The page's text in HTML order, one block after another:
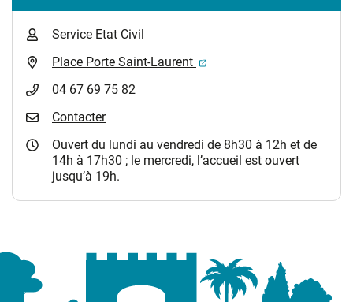
Service Etat Civil
Place Porte Saint-Laurent
(ouverture dans un
04 67 69 75 82
Contacter
Ouvert du lundi au vendredi de 8h30 à 12h et de
14h à 17h30 ; le mercredi, l’accueil est ouvert
jusqu’à 19h.